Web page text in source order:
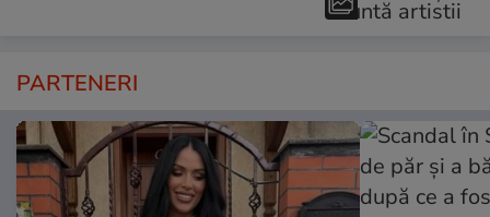
PARTENERI